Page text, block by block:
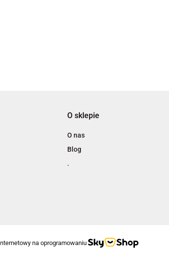
A4 Tech
O sklepie
O nas
Blog
.
na oprogramowaniu